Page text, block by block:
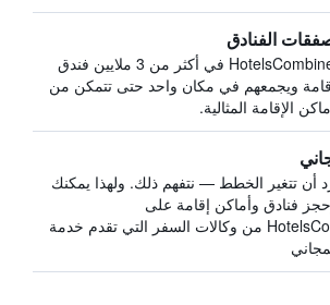
الفنادق
يبحث HotelsCombined في أكثر من 3 ملايين فندق
ويجمعهم في مكان واحد حتى تتمكن من
الإقامة المثالية.
أن تتغير الخطط — نتفهم ذلك. ولهذا يمكنك
فنادق وأماكن إقامة على
HotelsCombined من وكالات السفر التي تقدم خدمة